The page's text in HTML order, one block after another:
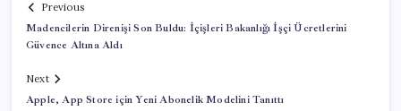
Previous
Madencilerin Direnişi Son Buldu: İçişleri Bakanlığı İşçi Ücretlerini
Güvence Altına Aldı
Next
Apple, App Store için Yeni Abonelik Modelini Tanıttı